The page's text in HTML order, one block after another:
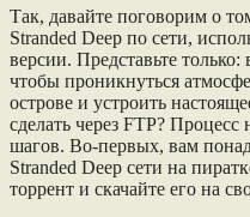
Так, давайте поговорим о
Stranded Deep по сети,
версии. Представьте
чтобы проникнуться
острове и устроить
сделать через FTP?
шагов. Во-первых, вам
Stranded Deep сети на
торрент и скачайте его на